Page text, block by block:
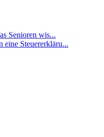
Senioren wis...
eine Steuererkläru...